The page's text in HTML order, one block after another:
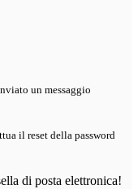
un messaggio
il reset della password
di posta elettronica!